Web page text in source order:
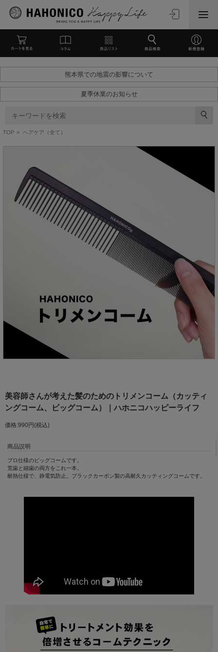
熊本県での地震の影響について
夏季休業のお知らせ
TOP > ヘアケア（全て）
美容師さんが考えた髪のためのトリメンコーム（カッティ
ングコーム、ビッグコーム）｜ハホニコハッピーライフ
価格:990円(税込)
商品説明
プロ仕様のビッグコームです。
荒歯と細歯の両方をこれ一本。
耐熱仕様で、静電気防止。ブラックカーボン製の高耐久カッティングコームです。